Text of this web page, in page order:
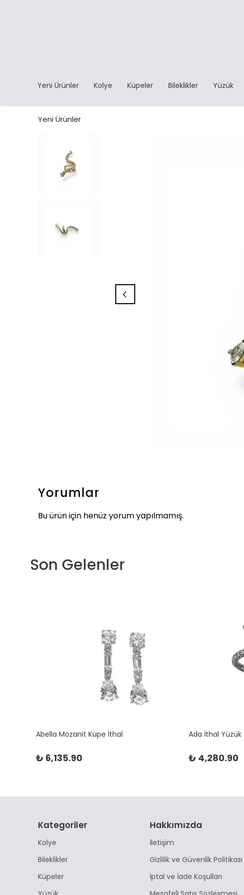
Yeni Ürünler Kolye Küpeler Bileklikler Yüzük
Yeni Ürünler
Yorumlar
Bu ürün için henüz yorum yapılmamış.
Son Gelenler
Abella Mozanit Küpe İthal
₺ 6,135.90
Ada İthal Yüzük
₺ 4,280.90
Kategoriler
Kolye
Bileklikler
Küpeler
Hakkımızda
İletişim
Gizlilik ve Güvenlik Politikası
İptal ve İade Koşulları